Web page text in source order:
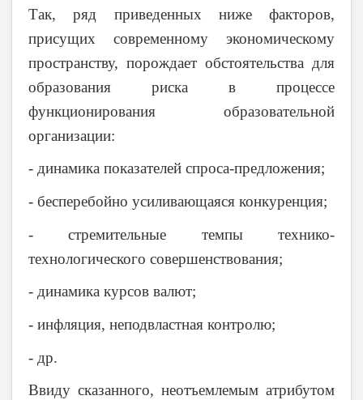
Так, ряд приведенных ниже факторов,
присущих современному экономическому
пространству, порождает обстоятельства для
образования риска в процессе
функционирования образовательной
организации:
- динамика показателей спроса-предложения;
- бесперебойно усиливающаяся конкуренция;
- стремительные темпы технико-
технологического совершенствования;
- динамика курсов валют;
- инфляция, неподвластная контролю;
- др.
Ввиду сказанного, неотъемлемым атрибутом